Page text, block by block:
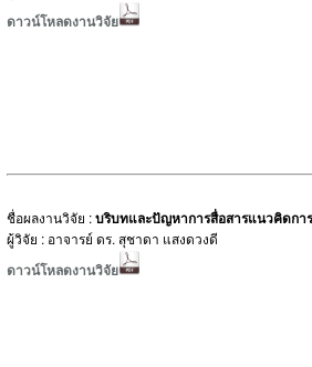
ดาวน์โหลดงานวิจัย
ชื่อผลงานวิจัย :บริบทและปัญหาการสื่อสารแนวคิดกา
ผู้วิจัย : อาจารย์ ดร. สุชาดา แสงดวงดี
ดาวน์โหลดงานวิจัย